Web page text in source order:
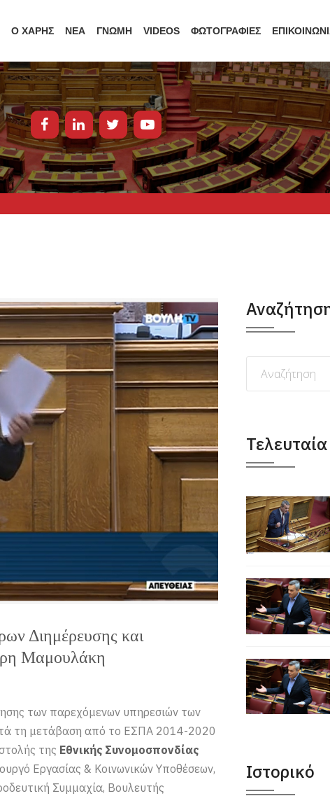
Ο ΧΑΡΗΣ ΝΕΑ ΓΝΩΜΗ VIDEOS ΦΩΤΟΓΡΑΦΙΕΣ
Διημέρευσης και
Μαμουλάκη
των παρεχόμενων υπηρεσιών των
τη μετάβαση από το ΕΣΠΑ 2014-2020
της Εθνικής Συνομοσπονδίας
Εργασίας & Κοινωνικών Υποθέσεων,
Συμμαχία, Βουλευτής
Ιστορικό